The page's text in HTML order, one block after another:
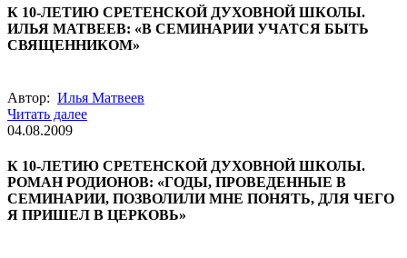
К 10-ЛЕТИЮ СРЕТЕНСКОЙ ДУХОВНОЙ ШКОЛЫ.
ИЛЬЯ МАТВЕЕВ: «В СЕМИНАРИИ УЧАТСЯ БЫТЬ
СВЯЩЕННИКОМ»
Автор: Илья Матвеев
Читать далее
04.08.2009
К 10-ЛЕТИЮ СРЕТЕНСКОЙ ДУХОВНОЙ ШКОЛЫ.
РОМАН РОДИОНОВ: «ГОДЫ, ПРОВЕДЕННЫЕ В
СЕМИНАРИИ, ПОЗВОЛИЛИ МНЕ ПОНЯТЬ, ДЛЯ ЧЕГО
Я ПРИШЕЛ В ЦЕРКОВЬ»